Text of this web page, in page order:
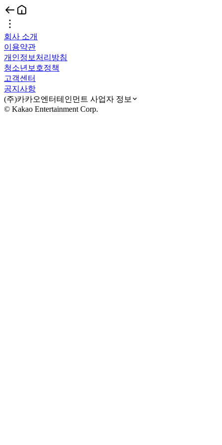
회사 소개
이용약관
개인정보처리방침
청소년보호정책
고객센터
공지사항
(주)카카오엔터테인먼트 사업자 정보
© Kakao Entertainment Corp.